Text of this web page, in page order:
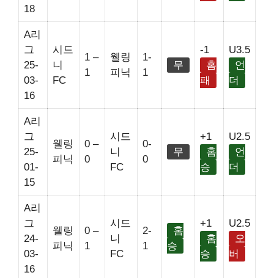
18
A리
그
25-
03-
16
시드
니
FC
1 –
1
웰링
피닉
1-
1
무
-1
홈
패
U3.5
언
더
A리
그
25-
01-
15
웰링
피닉
0 –
0
시드
니
FC
0-
0
무
+1
홈
승
U2.5
언
더
A리
그
24-
03-
16
웰링
피닉
0 –
1
시드
니
FC
2-
1
홈
승
+1
홈
승
U2.5
오
버